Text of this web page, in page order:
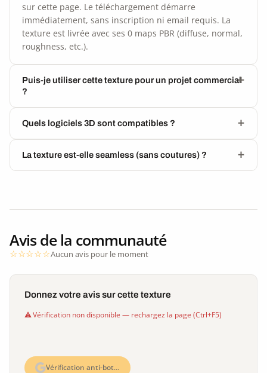
sur cette page. Le téléchargement démarre
immédiatement, sans inscription ni email requis. La
texture est livrée avec ses 0 maps PBR (diffuse, normal,
roughness, etc.).
Puis-je utiliser cette texture pour un projet commercial
?
Quels logiciels 3D sont compatibles ?
La texture est-elle seamless (sans coutures) ?
Avis de la communauté
Aucun avis pour le moment
Donnez votre avis sur cette texture
Vérification non disponible — rechargez la page (Ctrl+F5)
Vérification anti-bot…